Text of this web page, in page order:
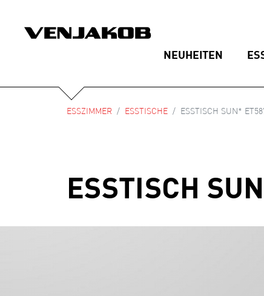
NEUHEITEN
ESSZIMMER ESSTISCHE ESSTISCH SUN*
ESSTISCH